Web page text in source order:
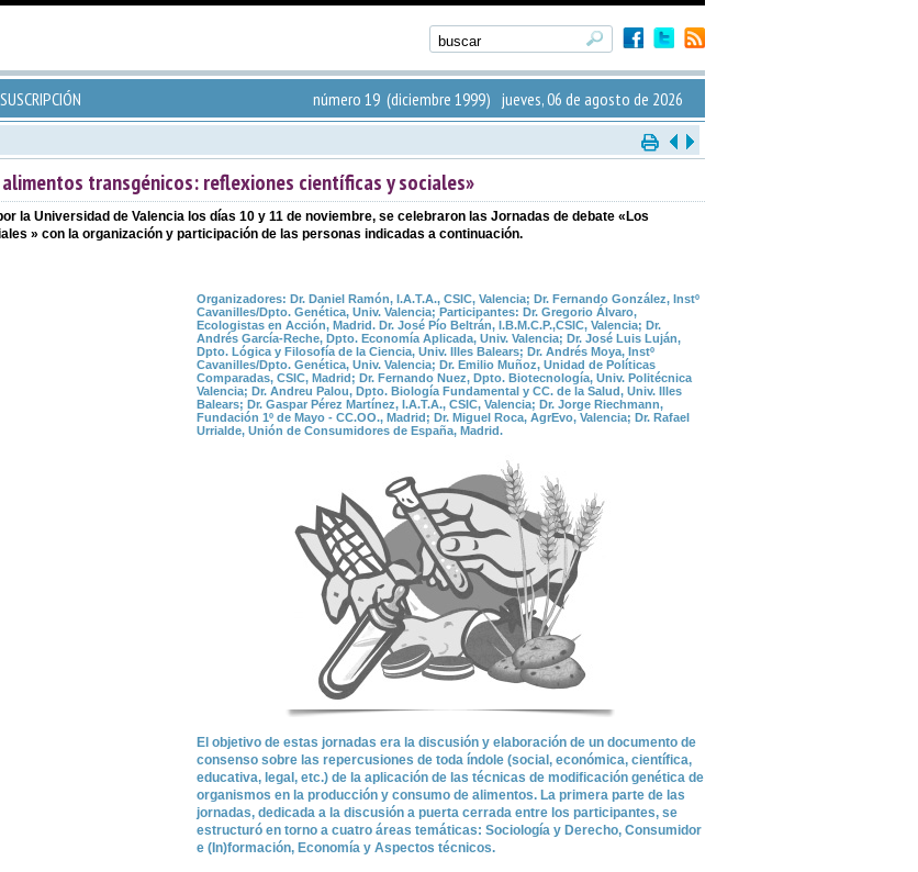
SUSCRIPCIÓN número 19 (diciembre 1999) jueves, 06 de agosto de 2026
transgénicos: reflexiones científicas y sociales»
la Universidad de Valencia los días 10 y 11 de noviembre, se celebraron las Jornadas de debate «Los
» con la organización y participación de las personas indicadas a continuación.
Organizadores: Dr. Daniel Ramón, I.A.T.A., CSIC, Valencia; Dr. Fernando González, Instº
Cavanilles/Dpto. Genética, Univ. Valencia; Participantes: Dr. Gregorio Álvaro,
Ecologistas en Acción, Madrid. Dr. José Pío Beltrán, I.B.M.C.P.,CSIC, Valencia; Dr.
Andrés García-Reche, Dpto. Economía Aplicada, Univ. Valencia; Dr. José Luis Luján,
Dpto. Lógica y Filosofía de la Ciencia, Univ. Illes Balears; Dr. Andrés Moya, Instº
Cavanilles/Dpto. Genética, Univ. Valencia; Dr. Emilio Muñoz, Unidad de Políticas
Comparadas, CSIC, Madrid; Dr. Fernando Nuez, Dpto. Biotecnología, Univ. Politécnica
Valencia; Dr. Andreu Palou, Dpto. Biología Fundamental y CC. de la Salud, Univ. Illes
Balears; Dr. Gaspar Pérez Martínez, I.A.T.A., CSIC, Valencia; Dr. Jorge Riechmann,
Fundación 1º de Mayo - CC.OO., Madrid; Dr. Miguel Roca, AgrEvo, Valencia; Dr. Rafael
Urrialde, Unión de Consumidores de España, Madrid.
El objetivo de estas jornadas era la discusión y elaboración de un documento de
consenso sobre las repercusiones de toda índole (social, económica, científica,
educativa, legal, etc.) de la aplicación de las técnicas de modificación genética de
organismos en la producción y consumo de alimentos. La primera parte de las
jornadas, dedicada a la discusión a puerta cerrada entre los participantes, se
estructuró en torno a cuatro áreas temáticas: Sociología y Derecho, Consumidor
e (In)formación, Economía y Aspectos técnicos.